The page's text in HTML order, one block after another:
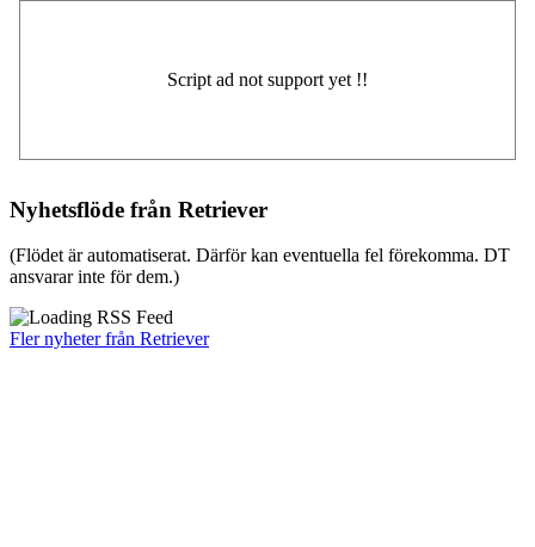
Nyhetsflöde från Retriever
(Flödet är automatiserat. Därför kan eventuella fel förekomma. DT
ansvarar inte för dem.)
Fler nyheter från Retriever